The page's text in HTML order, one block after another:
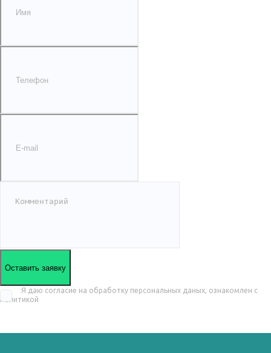
Оставить заявку
Я даю согласие на обработку персональных даных, ознакомлен с
политикой